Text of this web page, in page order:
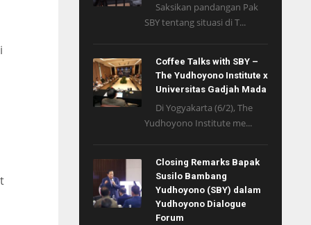
Saksikan pandangan Pak
SBY tentang situasi di T...
Coffee Talks with SBY –
The Yudhoyono Institute x
Universitas Gadjah Mada
Di Yogyakarta (6/2), The
Yudhoyono Institute me...
Closing Remarks Bapak
Susilo Bambang
Yudhoyono (SBY) dalam
Yudhoyono Dialogue
Forum